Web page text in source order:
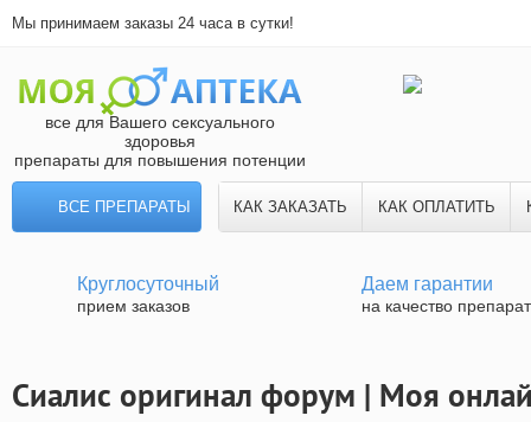
Мы принимаем заказы 24 часа в сутки!
все для Вашего сексуального
здоровья
препараты для повышения потенции
ВСЕ ПРЕПАРАТЫ КАК ЗАКАЗАТЬ КАК ОПЛАТИТЬ
Круглосуточный
прием заказов
Даем гарантии
на качество
Сиалис оригинал форум | Моя